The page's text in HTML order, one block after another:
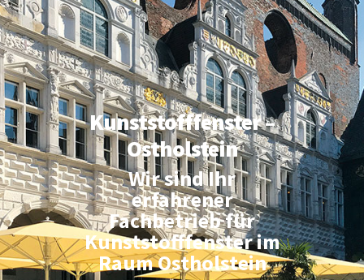
Kunststofffenster –
Ostholstein
Wir sind Ihr
erfahrener
Fachbetrieb für
Kunststofffenster im
Raum Ostholstein